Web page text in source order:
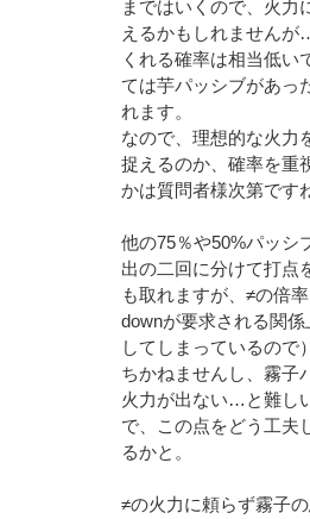
まではいくので、火力
えるかもしれません
くれる確率は相当低い
ては芋パッシブがあっ
れます。
なので、理想的な火力
捉えるのか、確率を重
かは質問者様次第です
他の75％や50%パッシ
出の二回に分けて打点
も取れますが、≠の倍
downが要求される関
してしまっているので
ちかねませんし、霧子
火力が出ない…と難し
で、この点をどう工夫
るかと。
≠の火力に頼らず霧子